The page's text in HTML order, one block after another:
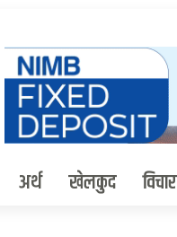
अर्थ खेलकुद विचार